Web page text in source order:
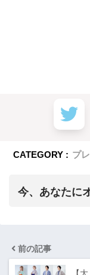
CATEGORY : プ
今、あなたに
前の記事